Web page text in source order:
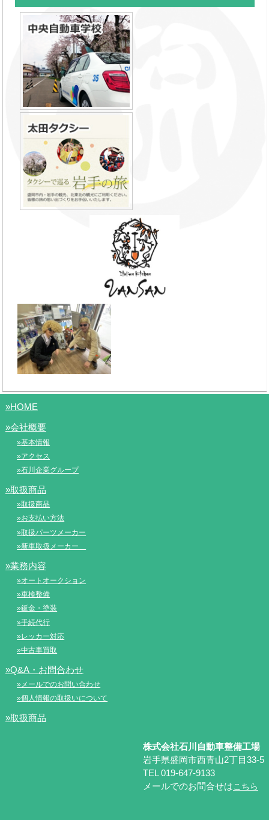
»HOME
»会社概要
»基本情報
»アクセス
»石川企業グループ
»取扱商品
»取扱商品
»お支払い方法
»取扱パーツメーカー
»新車取扱メーカー
»業務内容
»オートオークション
»車検整備
»鈑金・塗装
»手続代行
»レッカー対応
»中古車買取
»Q&A・お問合わせ
»メールでのお問い合わせ
»個人情報の取扱いについて
»取扱商品
株式会社石川自動車整備工場
岩手県盛岡市西青山2丁目33-5
TEL 019-647-9133
メールでのお問合せはこちら